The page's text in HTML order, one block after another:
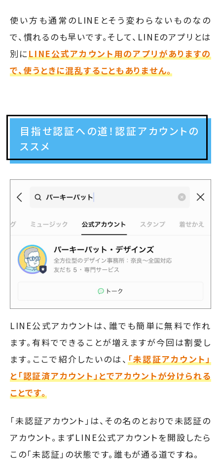
使い方も通常のLINEとそう変わらないものなの
で、慣れるのも早いです。そして、LINEのアプリとは
別にLINE公式アカウント用のアプリがありますの
で、使うときに混乱することもありません。
目指せ認証への道！認証アカウントの
ススメ
LINE公式アカウントは、誰でも簡単に無料で作れ
ます。有料でできることが増えますが今回は割愛し
ます。ここで紹介したいのは、 「未認証アカウント」
と「認証済アカウント」とでアカウントが分けられる
ことです。
「未認証アカウント」は、その名のとおりで未認証の
アカウント。まずLINE公式アカウントを開設したら
この「未認証」の状態です。誰もが通る道ですね。